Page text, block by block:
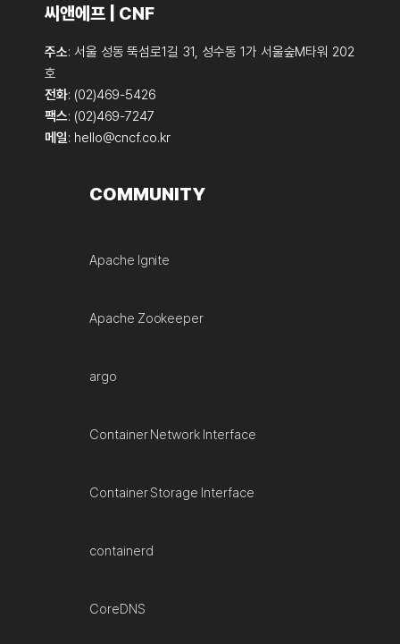
씨앤에프 | CNF
주소: 서울 성동 뚝섬로1길 31, 성수동 1가 서울숲M타워 202
호
전화: (02)469-5426
팩스: (02)469-7247
메일: hello@cncf.co.kr
COMMUNITY
Apache Ignite
Apache Zookeeper
argo
Container Network Interface
Container Storage Interface
containerd
CoreDNS